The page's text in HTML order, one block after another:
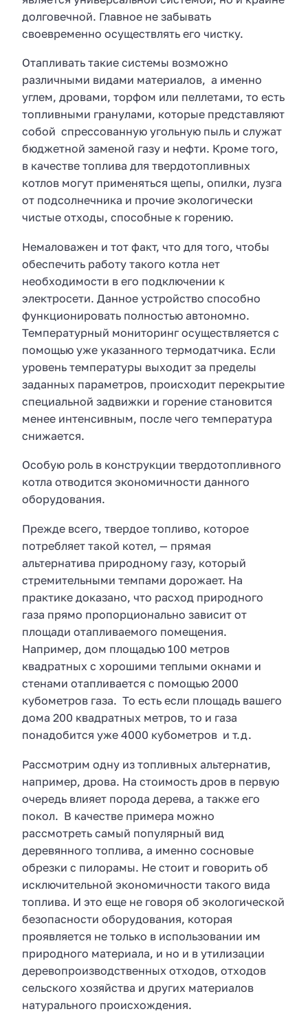
долговечной. Главное не забывать
своевременно осуществлять его чистку.
Отапливать такие системы возможно
различными видами материалов, а именно
углем, дровами, торфом или пеллетами, то есть
топливными гранулами, которые представляют
собой спрессованную угольную пыль и служат
бюджетной заменой газу и нефти. Кроме того,
в качестве топлива для твердотопливных
котлов могут применяться щепы, опилки, лузга
от подсолнечника и прочие экологически
чистые отходы, способные к горению.
Немаловажен и тот факт, что для того, чтобы
обеспечить работу такого котла нет
необходимости в его подключении к
электросети. Данное устройство способно
функционировать полностью автономно.
Температурный мониторинг осуществляется с
помощью уже указанного термодатчика. Если
уровень температуры выходит за пределы
заданных параметров, происходит перекрытие
специальной задвижки и горение становится
менее интенсивным, после чего температура
снижается.
Особую роль в конструкции твердотопливного
котла отводится экономичности данного
оборудования.
Прежде всего, твердое топливо, которое
потребляет такой котел, — прямая
альтернатива природному газу, который
стремительными темпами дорожает. На
практике доказано, что расход природного
газа прямо пропорционально зависит от
площади отапливаемого помещения.
Например, дом площадью 100 метров
квадратных с хорошими теплыми окнами и
стенами отапливается с помощью 2000
кубометров газа. То есть если площадь вашего
дома 200 квадратных метров, то и газа
понадобится уже 4000 кубометров и т.д.
Рассмотрим одну из топливных альтернатив,
например, дрова. На стоимость дров в первую
очередь влияет порода дерева, а также его
покол. В качестве примера можно
рассмотреть самый популярный вид
деревянного топлива, а именно сосновые
обрезки с пилорамы. Не стоит и говорить об
исключительной экономичности такого вида
топлива. И это еще не говоря об экологической
безопасности оборудования, которая
проявляется не только в использовании им
природного материала, и но и в утилизации
деревопроизводственных отходов, отходов
сельского хозяйства и других материалов
натурального происхождения.